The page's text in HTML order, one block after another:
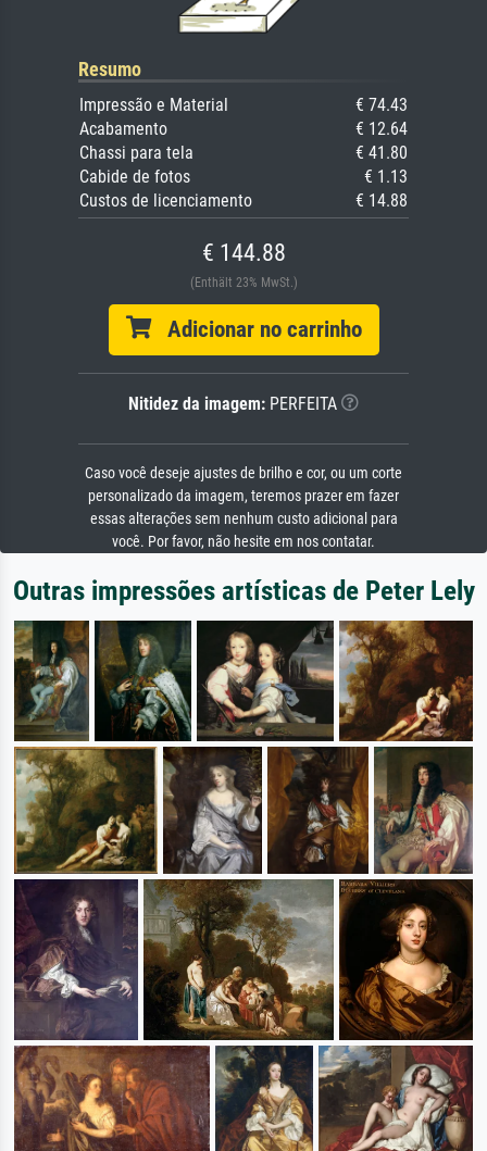
Resumo
Impressão e Material
€ 74.43
Acabamento
€ 12.64
Chassi para tela
€ 41.80
Cabide de fotos
€ 1.13
Custos de licenciamento
€ 14.88
€ 144.88
(Enthält 23% MwSt.)
Adicionar no carrinho
Nitidez da imagem: PERFEITA
Caso você deseje ajustes de brilho e cor, ou um corte
personalizado da imagem, teremos prazer em fazer
essas alterações sem nenhum custo adicional para
você. Por favor, não hesite em nos contatar.
Outras impressões artísticas de Peter Lely